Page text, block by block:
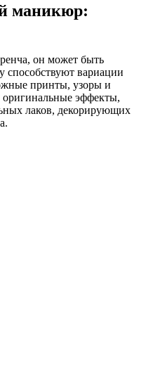
маникюр:
он может быть
способствуют вариации
принты, узоры и
эффекты,
лаков, декорирующих